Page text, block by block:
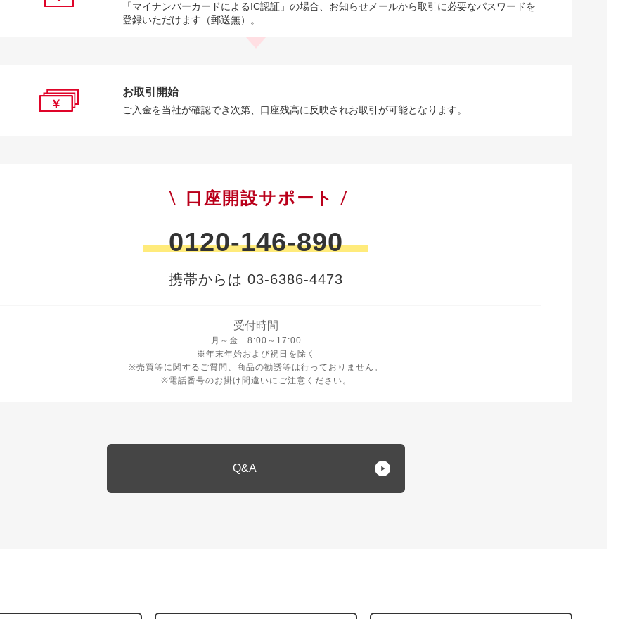
「マイナンバーカードによるIC認証」の場合、お知らせメールから取引に必要なパスワードを
登録いただけます（郵送無）。
お取引開始
ご入金を当社が確認でき次第、口座残高に反映されお取引が可能となります。
口座開設サポート
0120-146-890
携帯からは 03-6386-4473
受付時間
月～金 8:00～17:00
月曜日から金曜日 8時から17時
※年末年始および祝日を除く
※売買等に関するご質問、商品の勧誘等は行っておりません。
※電話番号のお掛け間違いにご注意ください。
Q&A